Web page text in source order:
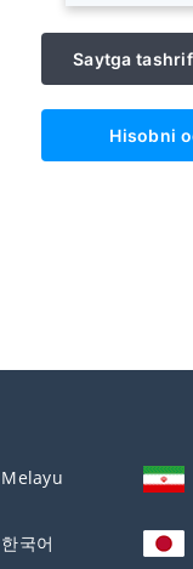
Saytga
Hisobni
Melayu
한국어